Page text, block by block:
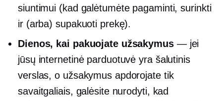
siuntimui (kad galėtumėte pagaminti, surinkti
ir (arba) supakuoti prekę).
Dienos, kai pakuojate užsakymus— jei
jūsų internetinė parduotuvė yra šalutinis
verslas, o užsakymus apdorojate tik
savaitgaliais, galėsite nurodyti, kad